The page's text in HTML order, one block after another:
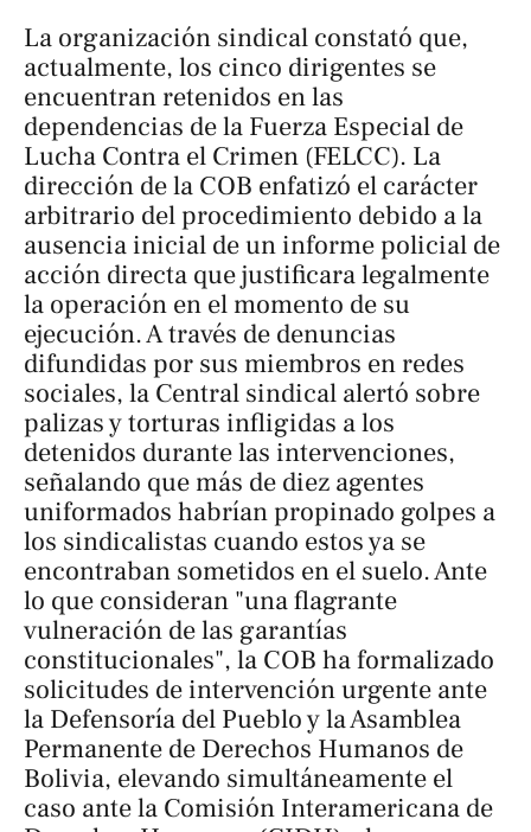
La organización sindical constató que,
actualmente, los cinco dirigentes se
encuentran retenidos en las
dependencias de la Fuerza Especial de
Lucha Contra el Crimen (FELCC). La
dirección de la COB enfatizó el carácter
arbitrario del procedimiento debido a la
ausencia inicial de un informe policial de
acción directa que justificara legalmente
la operación en el momento de su
ejecución. A través de denuncias
difundidas por sus miembros en redes
sociales, la Central sindical alertó sobre
palizas y torturas infligidas a los
detenidos durante las intervenciones,
señalando que más de diez agentes
uniformados habrían propinado golpes a
los sindicalistas cuando estos ya se
encontraban sometidos en el suelo. Ante
lo que consideran "una flagrante
vulneración de las garantías
constitucionales", la COB ha formalizado
solicitudes de intervención urgente ante
la Defensoría del Pueblo y la Asamblea
Permanente de Derechos Humanos de
Bolivia, elevando simultáneamente el
caso ante la Comisión Interamericana de